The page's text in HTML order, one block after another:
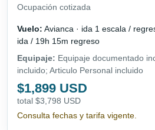
Ocupación cotizada
Vuelo: Avianca · ida 1 escala /
ida / 19h 15m regreso
Equipaje: Equipaje documentado
incluido; Articulo Personal incluido
$1,899 USD
total $3,798 USD
Consulta fechas y tarifa vigente.